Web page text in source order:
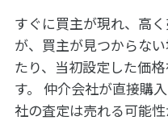
すぐに買主が現れ、高
が、買主が見つからな
たり、当初設定した価
す。 仲介会社が直接購
社の査定は売れる可能性